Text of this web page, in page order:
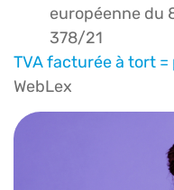
européenne du
378/21
TVA facturée à tort =
WebLex